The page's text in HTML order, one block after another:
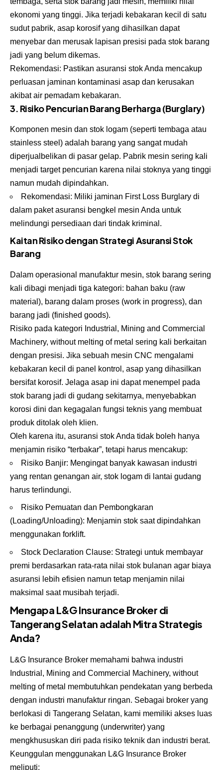
ekonomi yang tinggi. Jika terjadi kebakaran kecil di satu
sudut pabrik, asap korosif yang dihasilkan dapat
menyebar dan merusak lapisan presisi pada stok barang
jadi yang belum dikemas.
Rekomendasi: Pastikan asuransi stok Anda mencakup
perluasan jaminan kontaminasi asap dan kerusakan
akibat air pemadam kebakaran.
3. Risiko Pencurian Barang Berharga (Burglary)
Komponen mesin dan stok logam (seperti tembaga atau
stainless steel) adalah barang yang sangat mudah
diperjualbelikan di pasar gelap. Pabrik mesin sering kali
menjadi target pencurian karena nilai stoknya yang tinggi
namun mudah dipindahkan.
Rekomendasi: Miliki jaminan First Loss Burglary di
dalam paket asuransi bengkel mesin Anda untuk
melindungi persediaan dari tindak kriminal.
Kaitan Risiko dengan Strategi Asuransi Stok
Barang
Dalam operasional manufaktur mesin, stok barang sering
kali dibagi menjadi tiga kategori: bahan baku (raw
material), barang dalam proses (work in progress), dan
barang jadi (finished goods).
Risiko pada kategori Industrial, Mining and Commercial
Machinery, without melting of metal sering kali berkaitan
dengan presisi. Jika sebuah mesin CNC mengalami
kebakaran kecil di panel kontrol, asap yang dihasilkan
bersifat korosif. Jelaga asap ini dapat menempel pada
stok barang jadi di gudang sekitarnya, menyebabkan
korosi dini dan kegagalan fungsi teknis yang membuat
produk ditolak oleh klien.
Oleh karena itu, asuransi stok Anda tidak boleh hanya
menjamin risiko “terbakar”, tetapi harus mencakup:
Risiko Banjir: Mengingat banyak kawasan industri
yang rentan genangan air, stok logam di lantai gudang
harus terlindungi.
Risiko Pemuatan dan Pembongkaran
(Loading/Unloading): Menjamin stok saat dipindahkan
menggunakan forklift.
Stock Declaration Clause: Strategi untuk membayar
premi berdasarkan rata-rata nilai stok bulanan agar biaya
asuransi lebih efisien namun tetap menjamin nilai
maksimal saat musibah terjadi.
Mengapa L&G Insurance Broker di
Tangerang Selatan adalah Mitra Strategis
Anda?
L&G Insurance Broker memahami bahwa industri
Industrial, Mining and Commercial Machinery, without
melting of metal membutuhkan pendekatan yang berbeda
dengan industri manufaktur ringan. Sebagai broker yang
berlokasi di Tangerang Selatan, kami memiliki akses luas
ke berbagai penanggung (underwriter) yang
mengkhususkan diri pada risiko teknik dan industri berat.
Keunggulan menggunakan L&G Insurance Broker
meliputi: